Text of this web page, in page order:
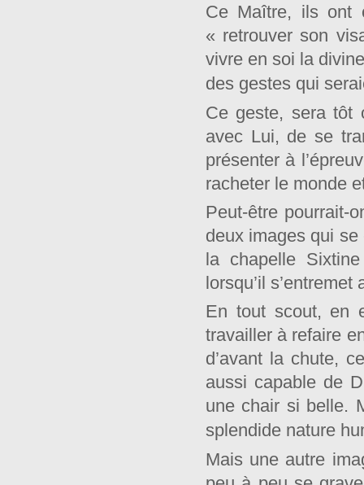
Ce Maître, ils ont
« retrouver son
vivre en soi la
des gestes qui
Ce geste, sera tôt
avec Lui, de se
présenter à
racheter le monde
Peut-être pourrait-
deux images qui se
la chapelle
lorsqu’il s’entremet
En tout scout, en
travailler à refaire
d’avant la chute,
aussi capable de
une chair si belle.
splendide nature
Mais une autre